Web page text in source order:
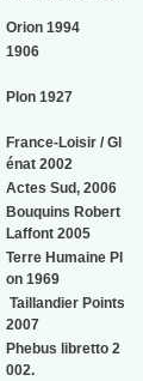
Orion 1994
1906
Plon 1927
France-Loisir / Gl
énat 2002
Actes Sud, 2006
Bouquins Robert
Laffont 2005
Terre Humaine Pl
on 1969
Taillandier Points
2007
Phebus libretto 2
002.